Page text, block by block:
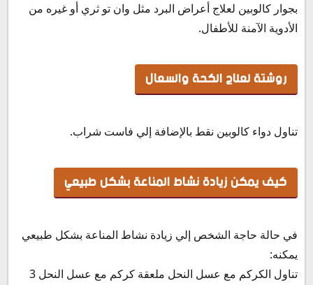
بجوار كالوبين لعلاج أعراض البرد مثل وان تو ثري أو غيره من
الأدوية الآمنة للأطفال.
روشتة لعلاج الكحة والسعال
تناول دواء كالوبين نقط بالإضافة إلي فاست شراب.
كيف يمكن زيادة نشاط المناعة بشكل طبيعي
في حالة حاجة الشخص إلي زيادة نشاط المناعة بشكل طبيعي
يمكنه:
تناول الكركم مع عسل النحل ملعقة كركم مع عسل النحل 3